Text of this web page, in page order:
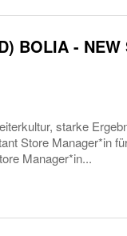
BOLIA - NEW
starke
Store Manager*in
Manager*in...